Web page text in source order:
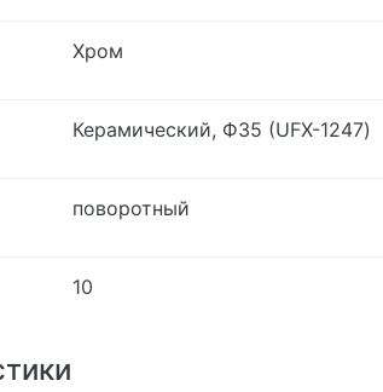
Хром
Керамический, Ф35 (UFX-1247)
поворотный
10